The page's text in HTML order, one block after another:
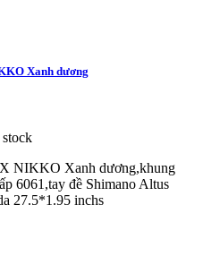
Xanh dương
NIKKO Xanh dương,khung
6061,tay đề Shimano Altus
27.5*1.95 inchs